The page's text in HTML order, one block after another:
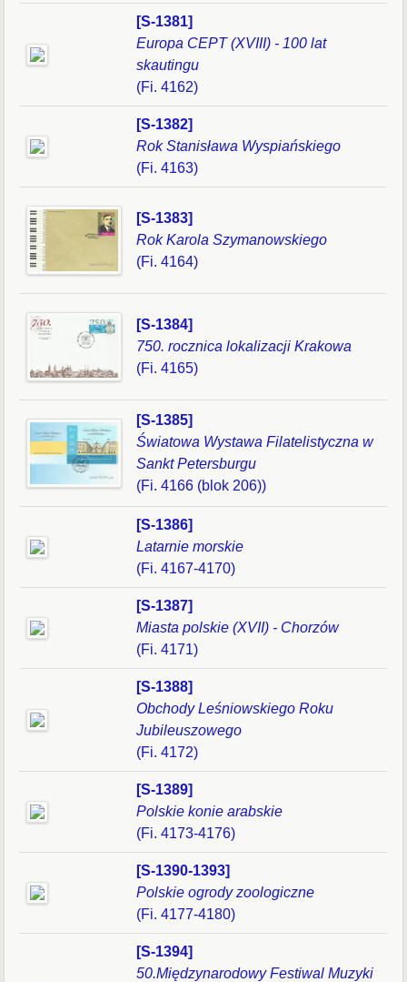
[S-1381]
Europa CEPT (XVIII) - 100 lat
skautingu
(Fi. 4162)
[S-1382]
Rok Stanisława Wyspiańskiego
(Fi. 4163)
[S-1383]
Rok Karola Szymanowskiego
(Fi. 4164)
[S-1384]
750. rocznica lokalizacji Krakowa
(Fi. 4165)
[S-1385]
Światowa Wystawa Filatelistyczna w
Sankt Petersburgu
(Fi. 4166 (blok 206))
[S-1386]
Latarnie morskie
(Fi. 4167-4170)
[S-1387]
Miasta polskie (XVII) - Chorzów
(Fi. 4171)
[S-1388]
Obchody Leśniowskiego Roku
Jubileuszowego
(Fi. 4172)
[S-1389]
Polskie konie arabskie
(Fi. 4173-4176)
[S-1390-1393]
Polskie ogrody zoologiczne
(Fi. 4177-4180)
[S-1394]
50.Międzynarodowy Festiwal Muzyki